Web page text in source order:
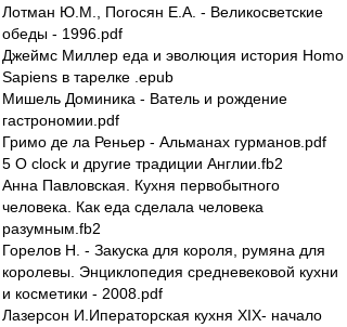
Лотман Ю.М., Погосян Е.А. - Великосветские
обеды - 1996.pdf
Джеймс Миллер еда и эволюция история Homo
Sapiens в тарелке .epub
Мишель Доминика - Ватель и рождение
гастрономии.pdf
Гримо де ла Реньер - Альманах гурманов.pdf
5 O clock и другие традиции Англии.fb2
Анна Павловская. Кухня первобытного
человека. Как еда сделала человека
разумным.fb2
Горелов Н. - Закуска для короля, румяна для
королевы. Энциклопедия средневековой кухни
и косметики - 2008.pdf
Лазерсон И.Иператорская кухня XIX- начало